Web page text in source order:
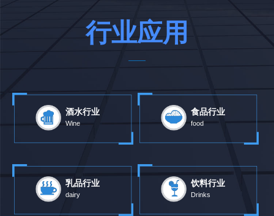
行业应用
酒水行业
Wine
食品行业
food
乳品行业
dairy
饮料行业
Drinks